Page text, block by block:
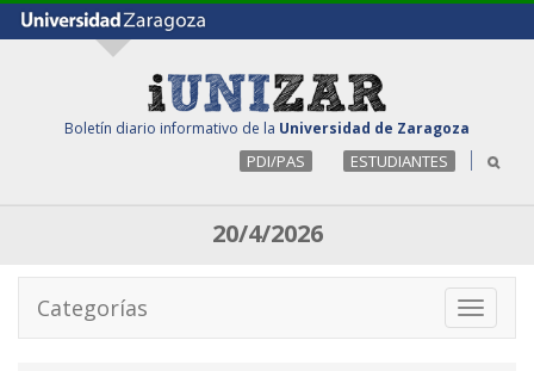
Boletín diario informativo de la Universidad de Zaragoza
PDI/PAS ESTUDIANTES
20/4/2026
Toggle
Categorías